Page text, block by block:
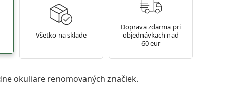
Všetko na sklade
Doprava zdarma pri
objednávkach nad
60 eur
okuliare renomovaných značiek.